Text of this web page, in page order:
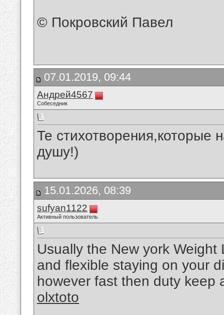
© Покровский Павел
07.01.2019, 09:44
Андрей4567
Собеседник
Те стихотворения,которые
душу!)
15.01.2026, 08:39
sufyan1122
Активный пользователь
Usually the New york
and flexible staying on your
however fast then duty keep
olxtoto